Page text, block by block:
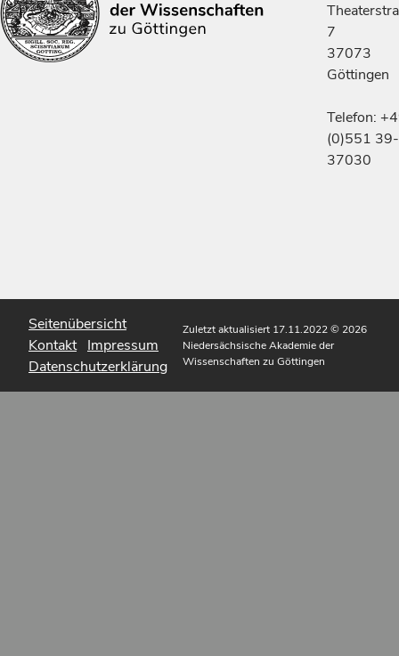
7
37073
Göttingen
Telefon:
(0)551 39-
37030
Seitenübersicht
Kontakt Impressum
Datenschutzerklärung
Zuletzt aktualisiert 17.11.2022© 2026
Niedersächsische Akademie der
Wissenschaften zu Göttingen